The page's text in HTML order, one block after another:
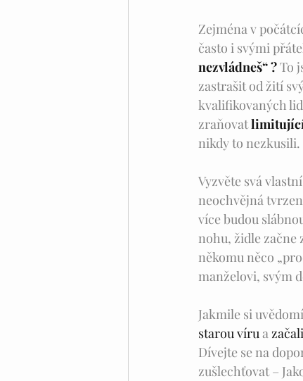
Zejména v
často i svými
nezvládneš“ ? To
zastrašit od žití
kvalifikovaných
zraňovat
nikdy to nezkusili.
Vyzvěte svá
neochvějná
více budou
nohu, židle začne
někomu něco
manželovi, svým
Jakmile si
starou víru a
Dívejte se na
zušlechťovat –